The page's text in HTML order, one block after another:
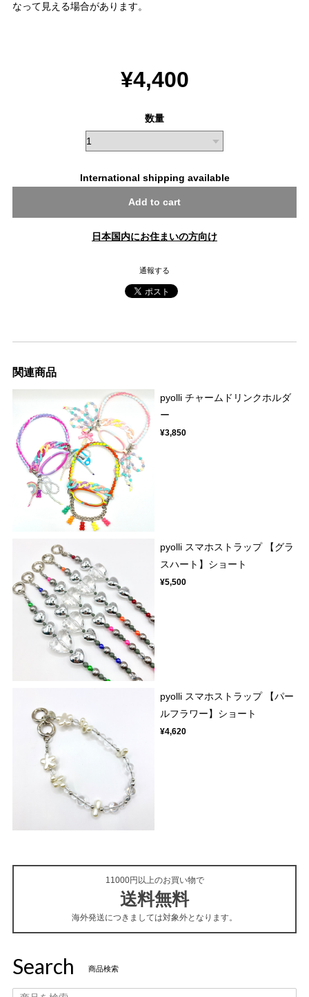
なって見える場合があります。
¥4,400
数量
International shipping available
Add to cart
日本国内にお住まいの方向け
通報する
関連商品
pyolli チャームドリンクホルダ
ー
¥3,850
pyolli スマホストラップ 【グラ
スハート】ショート
¥5,500
pyolli スマホストラップ 【パー
ルフラワー】ショート
¥4,620
11000円以上のお買い物で
送料無料
海外発送につきましては対象外となります。
Search 商品検索